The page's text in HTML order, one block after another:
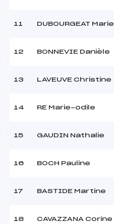
11 DUBOURGEAT Marie
12 BONNEVIE Danièle
13 LAVEUVE Christine
14 RE Marie-odile
15 GAUDIN Nathalie
16 BOCH Pauline
17 BASTIDE Martine
18 CAVAZZANA Corine